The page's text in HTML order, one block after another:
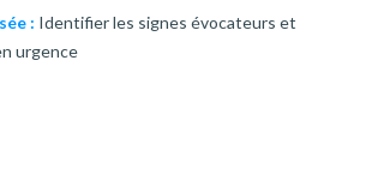
: Identifier les signes évocateurs et
urgence